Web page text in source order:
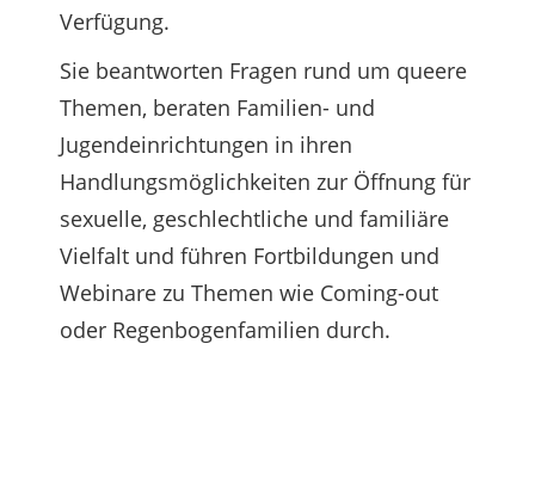
Verfügung.
Sie beantworten Fragen rund um queere
Themen, beraten Familien- und
Jugendeinrichtungen in ihren
Handlungsmöglichkeiten zur Öffnung für
sexuelle, geschlechtliche und familiäre
Vielfalt und führen Fortbildungen und
Webinare zu Themen wie Coming-out
oder Regenbogenfamilien durch.